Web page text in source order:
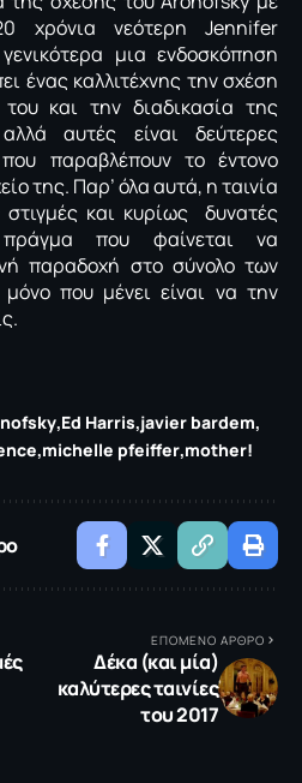
χρόνια νεότερη Jennifer
μια ενδοσκόπηση
ένας καλλιτέχνης την σχέση
και την διαδικασία της
αυτές είναι δεύτερες
παραβλέπουν το έντονο
της. Παρ’ όλα αυτά, η ταινία
στιγμές και κυρίως δυνατές
πράγμα που φαίνεται να
παραδοχή στο σύνολο των
μόνο που μένει είναι να την
Ed Harris javier bardem
michelle pfeiffer mother!
ΕΠΟΜΕΝΟ ΑΡΘΡΟ
Δέκα (και μία)
καλύτερες ταινίες
του 2017